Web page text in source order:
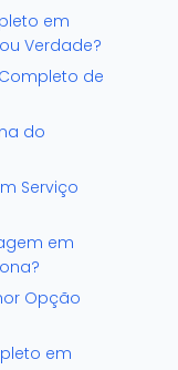
em
Verdade?
de
do
Serviço
em
Opção
em